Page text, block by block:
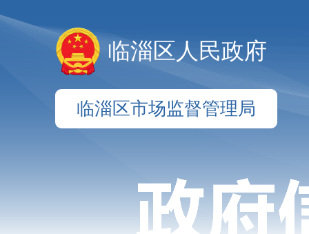
临淄区人民政府
临淄区市场监督管理局